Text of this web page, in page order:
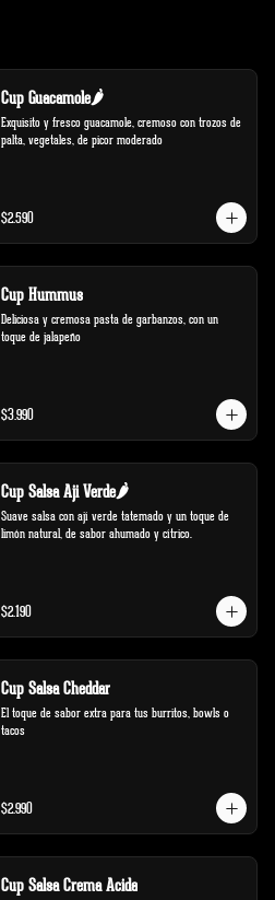
Cup Guacamole🌶️
Exquisito y fresco guacamole, cremoso con trozos de
palta, vegetales, de picor moderado
$2.590
Cup Hummus
Deliciosa y cremosa pasta de garbanzos, con un
toque de jalapeño
$3.990
Cup Salsa Aji Verde🌶️
Suave salsa con ají verde tatemado y un toque de
limón natural, de sabor ahumado y cítrico.
$2.190
Cup Salsa Cheddar
El toque de sabor extra para tus burritos, bowls o
tacos
$2.990
Cup Salsa Crema Acida